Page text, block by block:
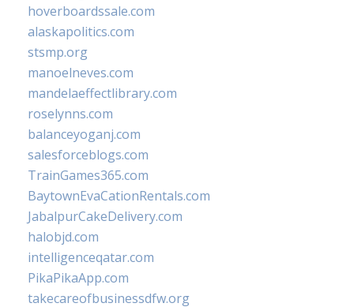
hoverboardssale.com
alaskapolitics.com
stsmp.org
manoelneves.com
mandelaeffectlibrary.com
roselynns.com
balanceyoganj.com
salesforceblogs.com
TrainGames365.com
BaytownEvaCationRentals.com
JabalpurCakeDelivery.com
halobjd.com
intelligenceqatar.com
PikaPikaApp.com
takecareofbusinessdfw.org